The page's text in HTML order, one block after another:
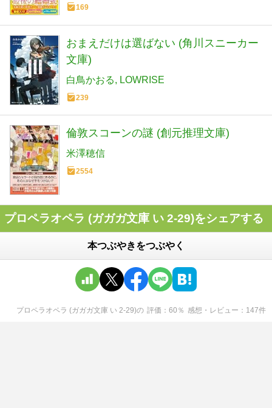
169
おまえだけは選ばない (角川スニーカー
文庫)
白鳥かおる LOWRISE
239
倫敦スコーンの謎 (創元推理文庫)
米澤穂信
2554
プロペラオペラ (ガガガ文庫 い 2-29)をシェアする
本つぶやきをつぶやく
プロペラオペラ (ガガガ文庫 い 2-29)の 評価 60 ％ 感想・レビュー 147件